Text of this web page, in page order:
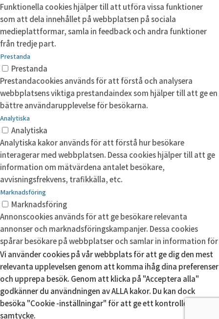
Vi använder cookies på vår webbplats för att ge dig den mest
relevanta upplevelsen genom att komma ihåg dina preferenser
och upprepa besök. Genom att klicka på "Acceptera alla"
godkänner du användningen av ALLA kakor. Du kan dock
besöka "Cookie -inställningar" för att ge ett kontrollerat
samtycke.
Funktionella cookies hjälper till att utföra vissa funktioner
som att dela innehållet på webbplatsen på sociala
medieplattformar, samla in feedback och andra funktioner
från tredje part.
Prestanda
Prestanda
Prestandacookies används för att förstå och analysera
webbplatsens viktiga prestandaindex som hjälper till att ge en
bättre användarupplevelse för besökarna.
Analytiska
Analytiska
Analytiska kakor används för att förstå hur besökare
interagerar med webbplatsen. Dessa cookies hjälper till att ge
information om mätvärdena antalet besökare,
avvisningsfrekvens, trafikkälla, etc.
Marknadsföring
Marknadsföring
Annonscookies används för att ge besökare relevanta
annonser och marknadsföringskampanjer. Dessa cookies
spårar besökare på webbplatser och samlar in information för
att tillhandahålla anpassade annonser.
Okategoriserade
Okategoriserade
Andra okategoriserade kakor är de som analyseras och som
ännu inte har klassificerats i en kategori.
SPARA OCH ACCEPTERA